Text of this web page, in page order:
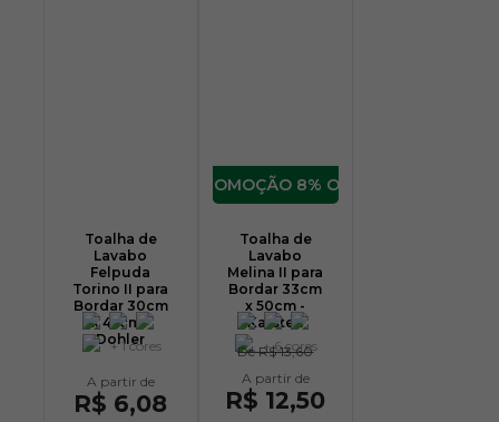
Toalha de
Lavabo
Felpuda
Torino II para
Bordar 30cm
x 45cm -
Dohler
+ 1 cores
R$ 6,08
8% OFF
Toalha de
Lavabo
Melina II para
Bordar 33cm
x 50cm -
Karsten
+ 6 cores
DeR$ 13,60
R$ 12,50